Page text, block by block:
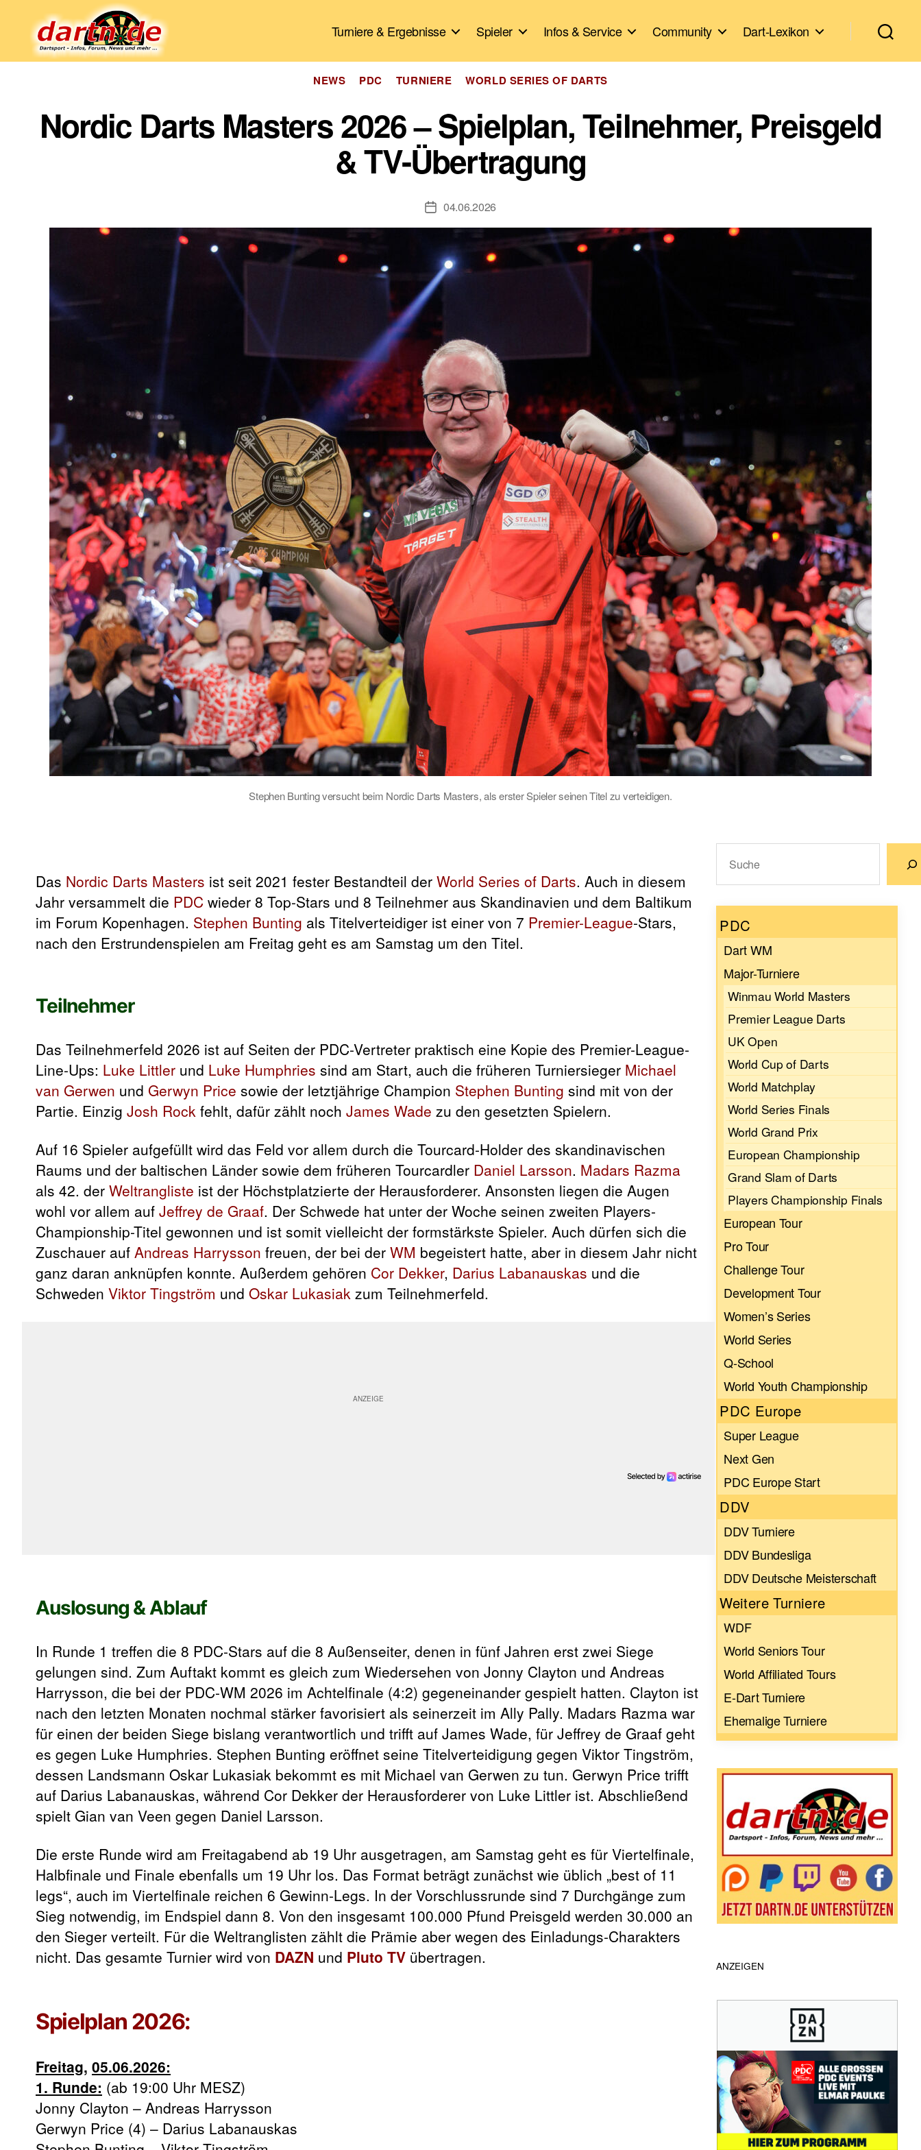
Turniere & Ergebnisse Spieler Infos & Service Community Dart-Lexikon
Kategorien
NEWS PDC TURNIERE WORLD SERIES OF DARTS
Nordic Darts Masters 2026 – Spielplan, Teilnehmer, Preisgeld
& TV-Übertragung
Veröffentlichungsdatum
04.06.2026
Stephen Bunting versucht beim Nordic Darts Masters, als erster Spieler seinen Titel zu verteidigen.
Das Nordic Darts Masters ist seit 2021 fester Bestandteil der World Series of Darts. Auch in diesem
Jahr versammelt die PDC wieder 8 Top-Stars und 8 Teilnehmer aus Skandinavien und dem Baltikum
im Forum Kopenhagen. Stephen Bunting als Titelverteidiger ist einer von 7 Premier-League-Stars,
nach den Erstrundenspielen am Freitag geht es am Samstag um den Titel.
Teilnehmer
Das Teilnehmerfeld 2026 ist auf Seiten der PDC-Vertreter praktisch eine Kopie des Premier-League-
Line-Ups: Luke Littler und Luke Humphries sind am Start, auch die früheren Turniersieger Michael
van Gerwen und Gerwyn Price sowie der letztjährige Champion Stephen Bunting sind mit von der
Partie. Einzig Josh Rock fehlt, dafür zählt noch James Wade zu den gesetzten Spielern.
Auf 16 Spieler aufgefüllt wird das Feld vor allem durch die Tourcard-Holder des skandinavischen
Raums und der baltischen Länder sowie dem früheren Tourcardler Daniel Larsson. Madars Razma
als 42. der Weltrangliste ist der Höchstplatzierte der Herausforderer. Ansonsten liegen die Augen
wohl vor allem auf Jeffrey de Graaf. Der Schwede hat unter der Woche seinen zweiten Players-
Championship-Titel gewonnen und ist somit vielleicht der formstärkste Spieler. Auch dürfen sich die
Zuschauer auf Andreas Harrysson freuen, der bei der WM begeistert hatte, aber in diesem Jahr nicht
ganz daran anknüpfen konnte. Außerdem gehören Cor Dekker, Darius Labanauskas und die
Schweden Viktor Tingström und Oskar Lukasiak zum Teilnehmerfeld.
Auslosung & Ablauf
In Runde 1 treffen die 8 PDC-Stars auf die 8 Außenseiter, denen in fünf Jahren erst zwei Siege
gelungen sind. Zum Auftakt kommt es gleich zum Wiedersehen von Jonny Clayton und Andreas
Harrysson, die bei der PDC-WM 2026 im Achtelfinale (4:2) gegeneinander gespielt hatten. Clayton ist
nach den letzten Monaten nochmal stärker favorisiert als seinerzeit im Ally Pally. Madars Razma war
für einen der beiden Siege bislang verantwortlich und trifft auf James Wade, für Jeffrey de Graaf geht
es gegen Luke Humphries. Stephen Bunting eröffnet seine Titelverteidigung gegen Viktor Tingström,
dessen Landsmann Oskar Lukasiak bekommt es mit Michael van Gerwen zu tun. Gerwyn Price trifft
auf Darius Labanauskas, während Cor Dekker der Herausforderer von Luke Littler ist. Abschließend
spielt Gian van Veen gegen Daniel Larsson.
Die erste Runde wird am Freitagabend ab 19 Uhr ausgetragen, am Samstag geht es für Viertelfinale,
Halbfinale und Finale ebenfalls um 19 Uhr los. Das Format beträgt zunächst wie üblich „best of 11
legs“, auch im Viertelfinale reichen 6 Gewinn-Legs. In der Vorschlussrunde sind 7 Durchgänge zum
Sieg notwendig, im Endspiel dann 8. Von den insgesamt 100.000 Pfund Preisgeld werden 30.000 an
den Sieger verteilt. Für die Weltranglisten zählt die Prämie aber wegen des Einladungs-Charakters
nicht. Das gesamte Turnier wird von DAZN und Pluto TV übertragen.
Spielplan 2026:
Freitag, 05.06.2026:
1. Runde: (ab 19:00 Uhr MESZ)
Jonny Clayton – Andreas Harrysson
Gerwyn Price (4) – Darius Labanauskas
PDC
Dart WM
Major-Turniere
Winmau World Masters
Premier League Darts
UK Open
World Cup of Darts
World Matchplay
World Series Finals
World Grand Prix
European Championship
Grand Slam of Darts
Players Championship Finals
European Tour
Pro Tour
Challenge Tour
Development Tour
Women’s Series
World Series
Q-School
World Youth Championship
PDC Europe
Super League
Next Gen
PDC Europe Start
DDV
DDV Turniere
DDV Bundesliga
DDV Deutsche Meisterschaft
Weitere Turniere
WDF
World Seniors Tour
World Affiliated Tours
E-Dart Turniere
Ehemalige Turniere
ANZEIGEN